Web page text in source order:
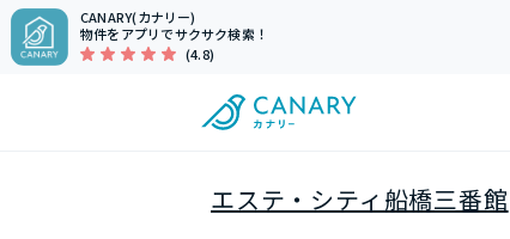
CANARY(カナリー)
物件をアプリでサクサク検索！
(4.8)
エステ・シティ船橋三番館